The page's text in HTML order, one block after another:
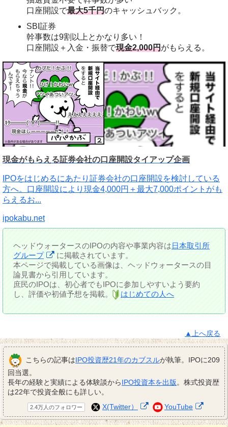
口座開設で最大5千円のキャッシュバック。
SBI証券
幹事数は9割以上とかなり多い！
口座開設＋入金・振替で現金2,000円がもらえる。
現金がもらえる証券会社の口座開設タイアップ企画
IPOをはじめるにあたり証券会社の口座開設を検討している
方へ。口座開設により現金4,000円＋最大7,000ポイントがも
らえるお...
ipokabu.net
ヘッドウォータースのIPOの内容や事業内容は日本取引所
グループ
に掲載されています。
本ページで掲載している画像は、ヘッドウォータースの目
論見書から引用しています。
庶民のIPOは、初心者でもIPOに参加しやすいよう要約
し、評価や初値予想を掲載。
はじめての人へ
▲上へ戻る
こちらの記事はIPO投資歴21年のカブスルが執筆。IPOに209
回当選。
長年の経験と実績による体験談からIPO投資本を出版。株式投資歴
は22年で投資全般にも詳しい。
2.4万人のフォロワー X(Twitter） YouTube